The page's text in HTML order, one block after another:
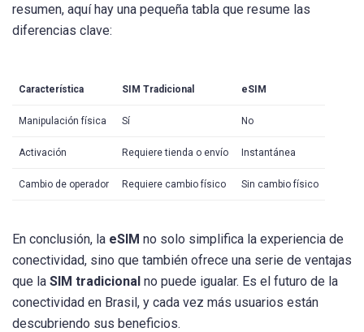
resumen, aquí hay una pequeña tabla que resume las
diferencias clave:
Característica SIM Tradicional eSIM
Manipulación física Sí No
Activación Requiere tienda o envío Instantánea
Cambio de operador Requiere cambio físico Sin cambio físico
En conclusión, la eSIM no solo simplifica la experiencia de
conectividad, sino que también ofrece una serie de ventajas
que la SIM tradicional no puede igualar. Es el futuro de la
conectividad en Brasil, y cada vez más usuarios están
descubriendo sus beneficios.